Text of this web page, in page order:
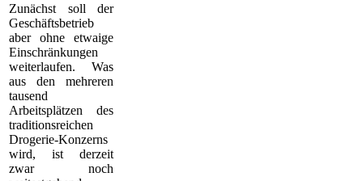
Zunächst soll der
Geschäftsbetrieb
aber ohne etwaige
Einschränkungen
weiterlaufen. Was
aus den mehreren
tausend
Arbeitsplätzen des
traditionsreichen
Drogerie-Konzerns
wird, ist derzeit
zwar noch